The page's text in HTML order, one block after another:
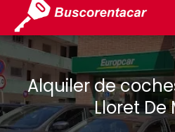
Alquiler de
Lloret De